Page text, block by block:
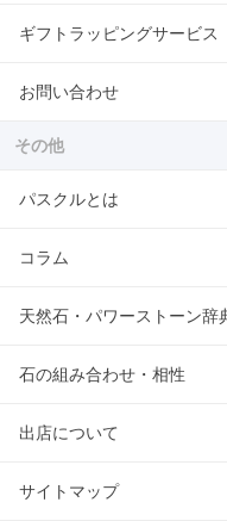
ギフトラッピングサービス
お問い合わせ
その他
パスクルとは
コラム
天然石・パワーストーン辞
石の組み合わせ・相性
出店について
サイトマップ